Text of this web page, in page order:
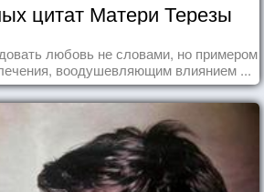
цитат Матери Терезы
любовь не словами, но примером
воодушевляющим влиянием ...